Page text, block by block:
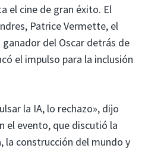
el cine de gran éxito. El
Patrice Vermette, el
del Oscar detrás de
el impulso para la inclusión
la IA, lo rechazo», dijo
el evento, que discutió la
la construcción del mundo y